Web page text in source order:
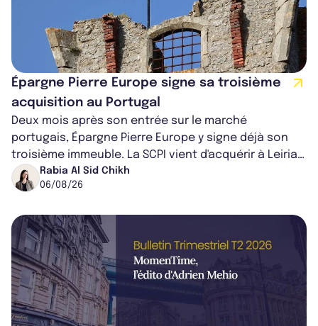
Épargne Pierre Europe signe sa troisième
acquisition au Portugal
Deux mois après son entrée sur le marché
portugais, Épargne Pierre Europe y signe déjà son
troisième immeuble. La SCPI vient d'acquérir à Leiria,
dans le centre du pays, un établis...
Rabia Al Sid Chikh
06/08/26